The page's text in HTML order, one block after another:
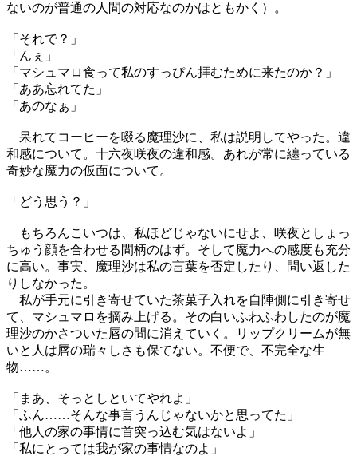
ないのが普通の人間の対応なのかはともかく）。
「それで？」
「んぇ」
「マシュマロ食って私のすっぴん拝むために来たのか？」
「ああ忘れてた」
「あのなぁ」
呆れてコーヒーを啜る魔理沙に、私は説明してやった。違
和感について。十六夜咲夜の違和感。あれが常に纏っている
奇妙な魔力の仮面について。
「どう思う？」
もちろんこいつは、私ほどじゃないにせよ、咲夜としょっ
ちゅう顔を合わせる間柄のはず。そして魔力への感度も充分
に高い。事実、魔理沙は私の言葉を否定したり、問い返した
りしなかった。
私が手元に引き寄せていた茶菓子入れを自陣側に引き寄せ
て、マシュマロを摘み上げる。その白いふわふわしたのが魔
理沙のかさついた唇の間に消えていく。リップクリームが無
いと人は唇の瑞々しさも保てない。不便で、不完全な生
物……。
「まあ、そっとしといてやれよ」
「ふん……そんな事言うんじゃないかと思ってた」
「他人の家の事情に首突っ込む気はないよ」
「私にとっては我が家の事情なのよ」